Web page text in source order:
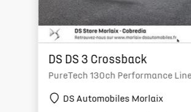
DS DS 3 Crossback
PureTech 130ch Performance
DS Automobiles Morlaix